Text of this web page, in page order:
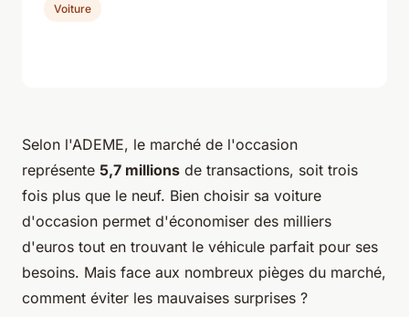
Selon l'ADEME, le marché de l'occasion
représente 5,7 millions de transactions, soit trois
fois plus que le neuf. Bien choisir sa voiture
d'occasion permet d'économiser des milliers
d'euros tout en trouvant le véhicule parfait pour ses
besoins. Mais face aux nombreux pièges du marché,
comment éviter les mauvaises surprises ?
Voiture